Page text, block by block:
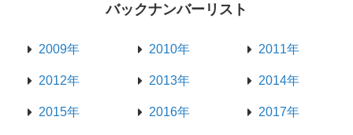
バックナンバーリスト
2009年 2010年 2011年
2012年 2013年 2014年
2015年 2016年 2017年